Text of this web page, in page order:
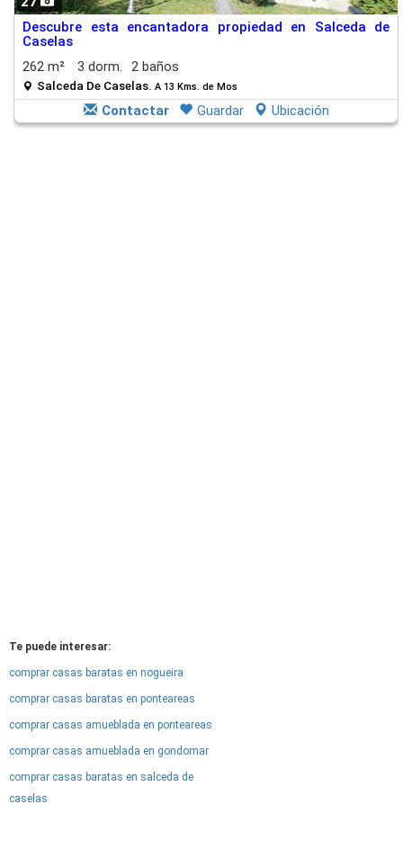
Descubre esta encantadora propiedad en Salceda de
Caselas
262 m²
3 dorm. 2 baños
Salceda De Caselas. A 13 Kms. de Mos
Contactar Guardar Ubicación
Te puede interesar:
comprar casas baratas en nogueira
comprar casas baratas en ponteareas
comprar casas amueblada en ponteareas
comprar casas amueblada en gondomar
comprar casas baratas en salceda de
caselas